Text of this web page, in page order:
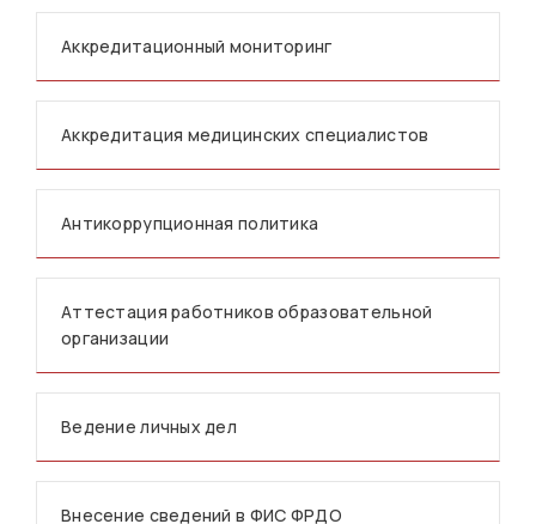
Аккредитационный мониторинг
Аккредитация медицинских специалистов
Антикоррупционная политика
Аттестация работников образовательной
организации
Ведение личных дел
Внесение сведений в ФИС ФРДО